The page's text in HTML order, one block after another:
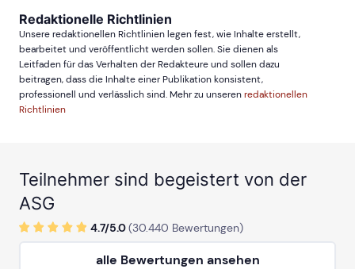
Redaktionelle Richtlinien
Unsere redaktionellen Richtlinien legen fest, wie Inhalte erstellt,
bearbeitet und veröffentlicht werden sollen. Sie dienen als
Leitfaden für das Verhalten der Redakteure und sollen dazu
beitragen, dass die Inhalte einer Publikation konsistent,
professionell und verlässlich sind. Mehr zu unserenredaktionellen
Richtlinien
Teilnehmer sind begeistert von der
ASG
4.7/5.0(30.440 Bewertungen)
alle Bewertungen ansehen